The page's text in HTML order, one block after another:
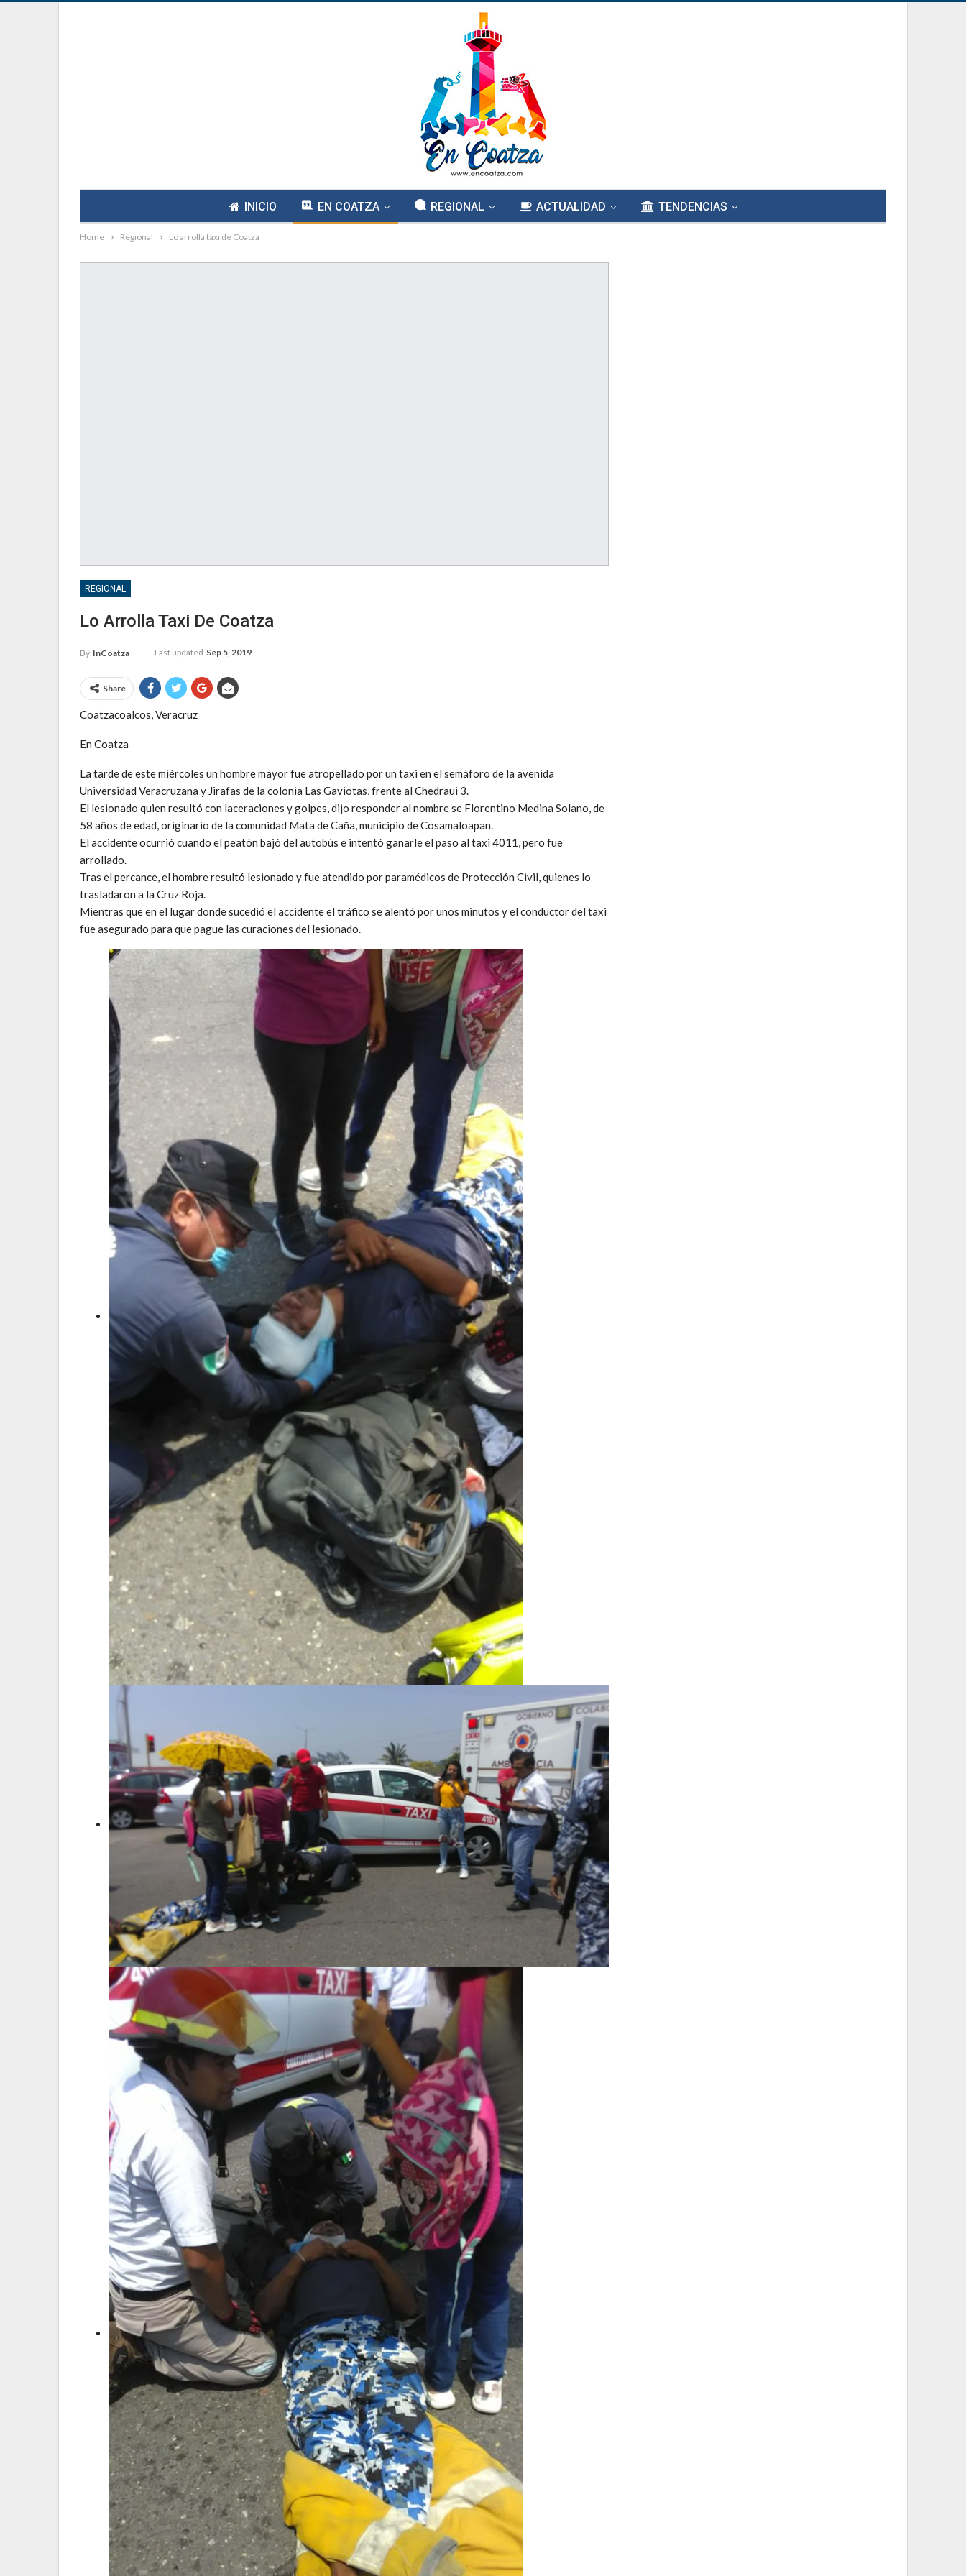
INICIO EN COATZA REGIONAL ACTUALIDAD TENDENCIAS
Home Regional Lo arrolla taxi de Coatza
REGIONAL
Lo Arrolla Taxi De Coatza
By InCoatza Last updated Sep 5, 2019
Share
Coatzacoalcos, Veracruz
En Coatza
La tarde de este miércoles un hombre mayor fue atropellado por un taxi en el semáforo de la avenida
Universidad Veracruzana y Jirafas de la colonia Las Gaviotas, frente al Chedraui 3.
El lesionado quien resultó con laceraciones y golpes, dijo responder al nombre se Florentino Medina Solano, de
58 años de edad, originario de la comunidad Mata de Caña, municipio de Cosamaloapan.
El accidente ocurrió cuando el peatón bajó del autobús e intentó ganarle el paso al taxi 4011, pero fue
arrollado.
Tras el percance, el hombre resultó lesionado y fue atendido por paramédicos de Protección Civil, quienes lo
trasladaron a la Cruz Roja.
Mientras que en el lugar donde sucedió el accidente el tráfico se alentó por unos minutos y el conductor del taxi
fue asegurado para que pague las curaciones del lesionado.